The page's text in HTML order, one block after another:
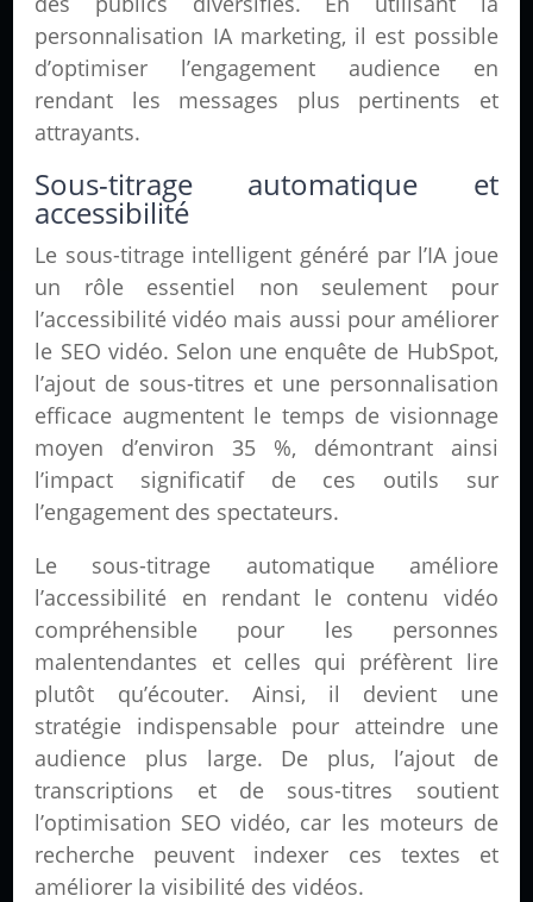
personnalisation IA marketing, il est possible
d’optimiser l’engagement audience en
rendant les messages plus pertinents et
attrayants.
Sous-titrage automatique et
accessibilité
Le sous-titrage intelligent généré par l’IA joue
un rôle essentiel non seulement pour
l’accessibilité vidéo mais aussi pour améliorer
le SEO vidéo. Selon une enquête de HubSpot,
l’ajout de sous-titres et une personnalisation
efficace augmentent le temps de visionnage
moyen d’environ 35 %, démontrant ainsi
l’impact significatif de ces outils sur
l’engagement des spectateurs.
Le sous-titrage automatique améliore
l’accessibilité en rendant le contenu vidéo
compréhensible pour les personnes
malentendantes et celles qui préfèrent lire
plutôt qu’écouter. Ainsi, il devient une
stratégie indispensable pour atteindre une
audience plus large. De plus, l’ajout de
transcriptions et de sous-titres soutient
l’optimisation SEO vidéo, car les moteurs de
recherche peuvent indexer ces textes et
améliorer la visibilité des vidéos.